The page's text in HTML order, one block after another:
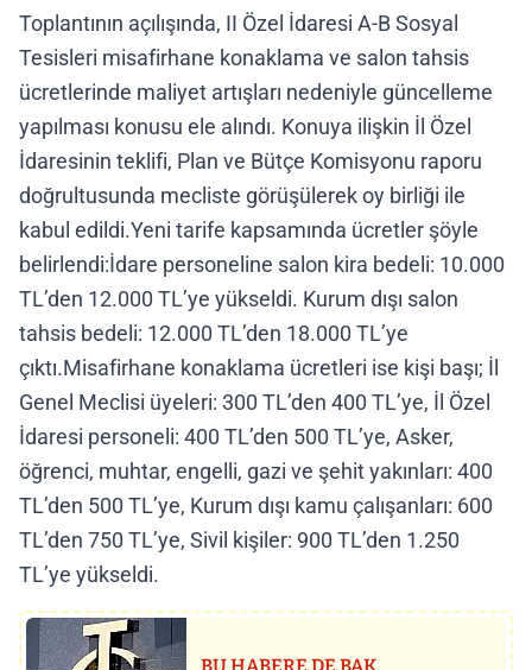
Toplantının açılışında, II Özel İdaresi A-B Sosyal
Tesisleri misafirhane konaklama ve salon tahsis
ücretlerinde maliyet artışları nedeniyle güncelleme
yapılması konusu ele alındı. Konuya ilişkin İl Özel
İdaresinin teklifi, Plan ve Bütçe Komisyonu raporu
doğrultusunda mecliste görüşülerek oy birliği ile
kabul edildi.Yeni tarife kapsamında ücretler şöyle
belirlendi:İdare personeline salon kira bedeli: 10.000
TL’den 12.000 TL’ye yükseldi. Kurum dışı salon
tahsis bedeli: 12.000 TL’den 18.000 TL’ye
çıktı.Misafirhane konaklama ücretleri ise kişi başı; İl
Genel Meclisi üyeleri: 300 TL’den 400 TL’ye, İl Özel
İdaresi personeli: 400 TL’den 500 TL’ye, Asker,
öğrenci, muhtar, engelli, gazi ve şehit yakınları: 400
TL’den 500 TL’ye, Kurum dışı kamu çalışanları: 600
TL’den 750 TL’ye, Sivil kişiler: 900 TL’den 1.250
TL’ye yükseldi.